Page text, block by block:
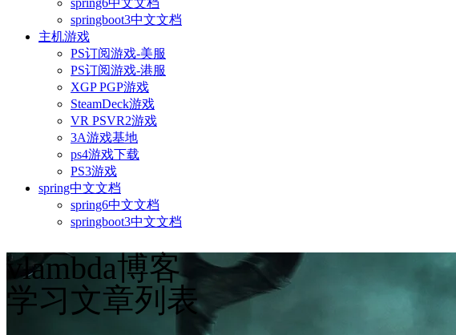
spring6中文文档
springboot3中文文档
主机游戏
PS订阅游戏-美服
PS订阅游戏-港服
XGP PGP游戏
SteamDeck游戏
VR PSVR2游戏
3A游戏基地
ps4游戏下载
PS3游戏
spring中文文档
spring6中文文档
springboot3中文文档
vlambda博客
学习文章列表